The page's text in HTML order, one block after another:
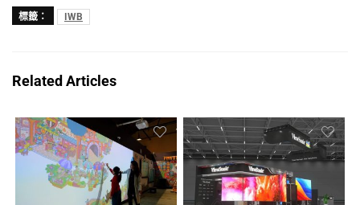
標籤： IWB
Related Articles